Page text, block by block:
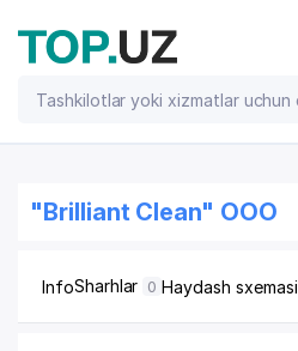
"Brilliant Clean" OOO
InfoSharhlar 0 Haydash sxemasi